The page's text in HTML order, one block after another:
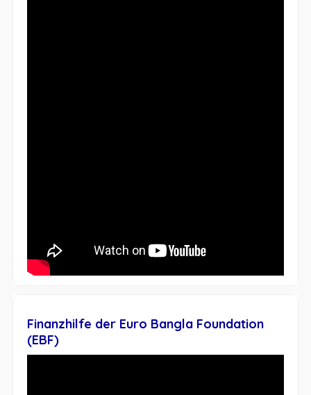
Finanzhilfe der Euro Bangla Foundation
(EBF)